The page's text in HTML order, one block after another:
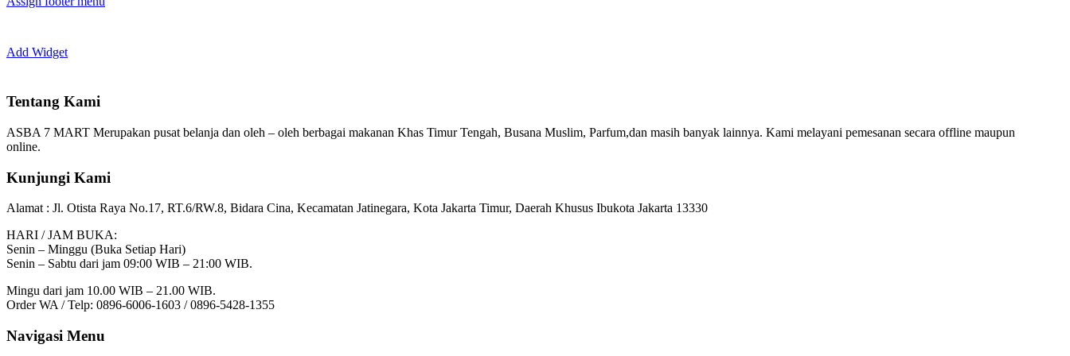
Add Widget
Tentang Kami
ASBA 7 MART Merupakan pusat belanja dan oleh – oleh berbagai makanan Khas Timur Tengah, Busana Muslim, Parfum,dan masih banyak lainnya. Kami melayani pemesanan secara offline maupun
online.
Kunjungi Kami
Alamat : Jl. Otista Raya No.17, RT.6/RW.8, Bidara Cina, Kecamatan Jatinegara, Kota Jakarta Timur, Daerah Khusus Ibukota Jakarta 13330
HARI / JAM BUKA:
Senin – Minggu (Buka Setiap Hari)
Senin – Sabtu dari jam 09:00 WIB – 21:00 WIB.
Mingu dari jam 10.00 WIB – 21.00 WIB.
Order WA / Telp: 0896-6006-1603 / 0896-5428-1355
Navigasi Menu